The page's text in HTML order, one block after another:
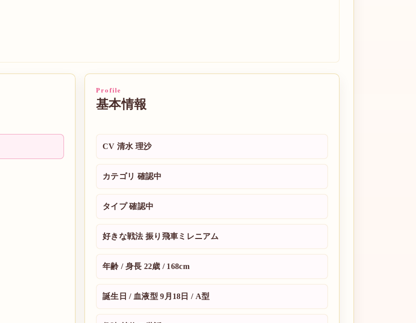
Profile
基本情報
CV 清水 理沙
カテゴリ 確認中
タイプ 確認中
好きな戦法 振り飛車ミレニアム
年齢 / 身長 22歳 / 168cm
誕生日 / 血液型 9月18日 / A型